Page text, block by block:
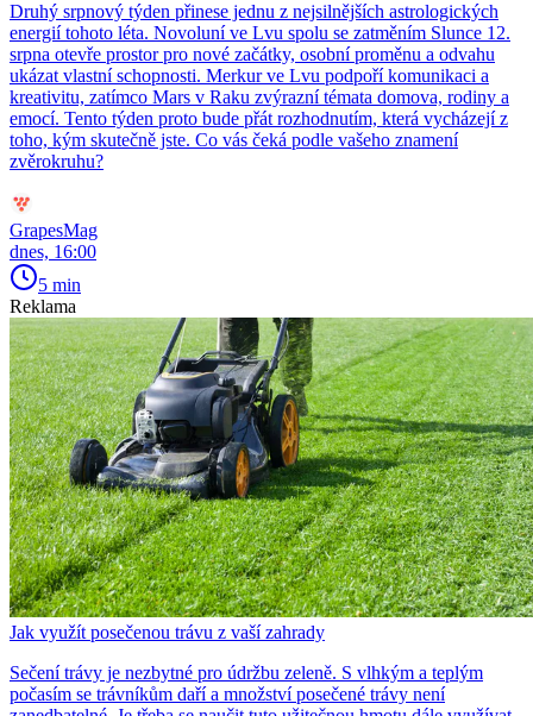
Druhý srpnový týden přinese jednu z nejsilnějších astrologických
energií tohoto léta. Novoluní ve Lvu spolu se zatměním Slunce 12.
srpna otevře prostor pro nové začátky, osobní proměnu a odvahu
ukázat vlastní schopnosti. Merkur ve Lvu podpoří komunikaci a
kreativitu, zatímco Mars v Raku zvýrazní témata domova, rodiny a
emocí. Tento týden proto bude přát rozhodnutím, která vycházejí z
toho, kým skutečně jste. Co vás čeká podle vašeho znamení
zvěrokruhu?
GrapesMag
dnes, 16:00
5 min
Reklama
Jak využít posečenou trávu z vaší zahrady
Sečení trávy je nezbytné pro údržbu zeleně. S vlhkým a teplým
počasím se trávníkům daří a množství posečené trávy není